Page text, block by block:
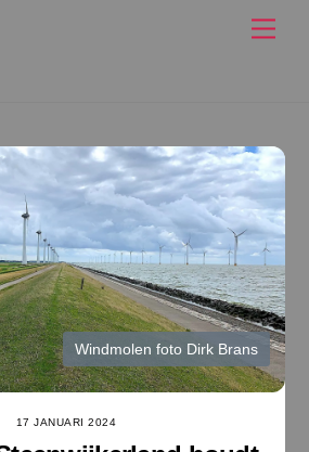
Windmolen foto Dirk Brans
17 JANUARI 2024